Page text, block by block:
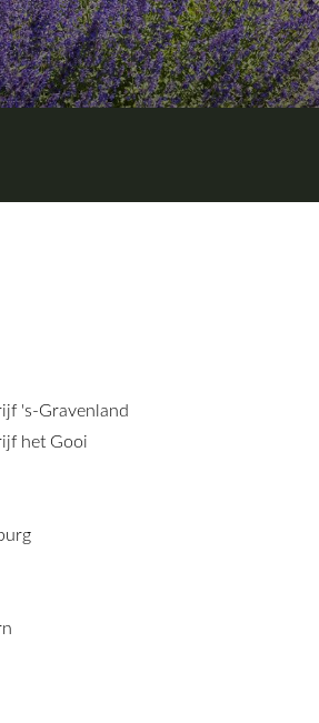
's-Gravenland
het Gooi